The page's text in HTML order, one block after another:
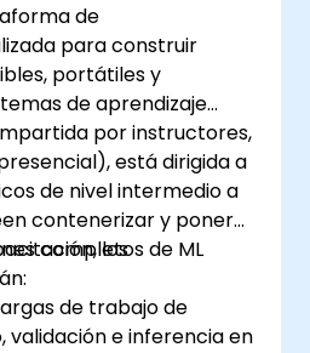
de
para construir
portátiles y
de aprendizaje
por instructores,
está dirigida a
de nivel intermedio a
contenerizar y poner
completos de ML
los
de trabajo de
validación e inferencia en